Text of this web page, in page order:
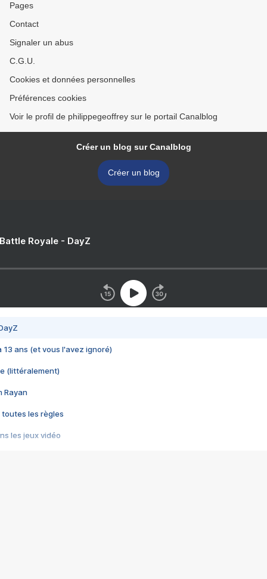
Pages
Contact
Signaler un abus
C.G.U.
Cookies et données personnelles
Préférences cookies
Voir le profil de philippegeoffrey sur le portail Canalblog
Créer un blog sur Canalblog
Créer un blog
Royale - DayZ
13 ans (et vous l'avez ignoré)
(littéralement)
Rayan
toutes les règles
les jeux vidéo